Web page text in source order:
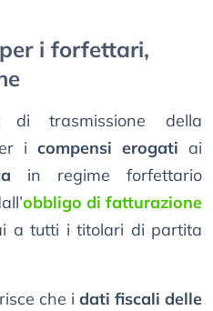
i forfettari,
di trasmissione della
i compensi erogati ai
in regime forfettario
obbligo di fatturazione
a tutti i titolari di partita
che i dati fiscali delle